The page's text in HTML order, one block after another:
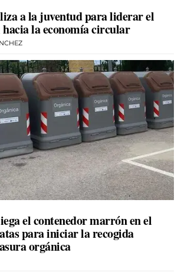
a la juventud para liderar el
la economía circular
el contenedor marrón en el
para iniciar la recogida
orgánica